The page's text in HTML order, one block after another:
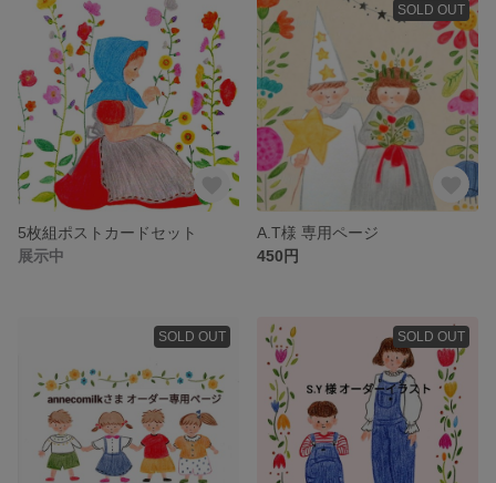
5枚組ポストカードセット
展示中
SOLD OUT
A.T様 専用ページ
450円
SOLD OUT SOLD OUT